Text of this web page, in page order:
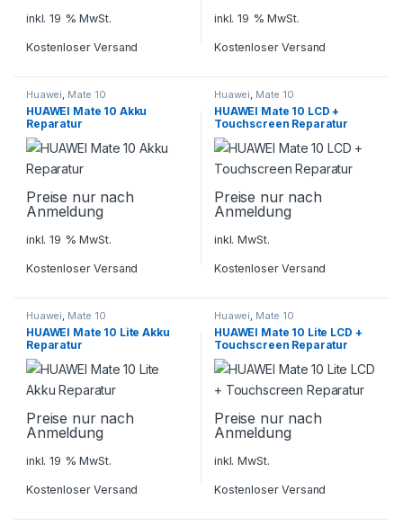
inkl. 19 % MwSt.
Kostenloser Versand
inkl. 19 % MwSt.
Kostenloser Versand
Huawei, Mate 10
HUAWEI Mate 10 Akku
Reparatur
Preise nur nach
Anmeldung
inkl. 19 % MwSt.
Kostenloser Versand
Huawei, Mate 10
HUAWEI Mate 10 LCD +
Touchscreen Reparatur
Preise nur nach
Anmeldung
inkl. MwSt.
Kostenloser Versand
Huawei, Mate 10
HUAWEI Mate 10 Lite Akku
Reparatur
Preise nur nach
Anmeldung
inkl. 19 % MwSt.
Kostenloser Versand
Huawei, Mate 10
HUAWEI Mate 10 Lite LCD +
Touchscreen Reparatur
Preise nur nach
Anmeldung
inkl. MwSt.
Kostenloser Versand